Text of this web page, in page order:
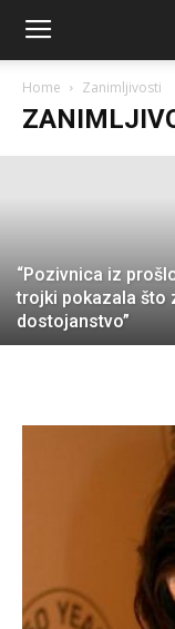
Home Zanimljivosti
„Slijepa
ljubavi, izdaji i
Desk - September 14,
“Pozivnica iz
trojki pokazala što
dostojanstvo”